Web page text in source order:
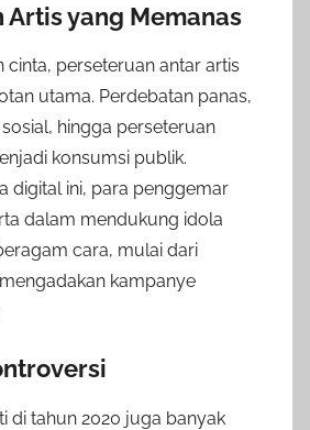
Artis yang Memanas
cinta, perseteruan antar artis
utama. Perdebatan panas,
hingga perseteruan
konsumsi publik.
digital ini, para penggemar
dalam mendukung idola
cara, mulai dari
kampanye
di tahun 2020 juga banyak